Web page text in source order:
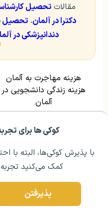
کوکی ها برای
با پذیرش کوکی‌ها، البته با
کمک می‌کنید تجربه
پذیرفتن
مشــاوره اولیه رایگان: ۰۲۱ ۴۳۰۰۰ ۰۲۱
مقالاتتحصیل
دکترا در آلمان، تحصیل
دندانپزشکی در
هزینه مهاجرت به آلمان
هزینه زندگی دانشجویی در
آلمان
مزایای تحصیل پسادکترا
در پایان این مقاله قصد
دکترا در آلمان آشنا کنیم.
دوره در آلمان می‌تواند
از طریق تحصیل پسادکتری